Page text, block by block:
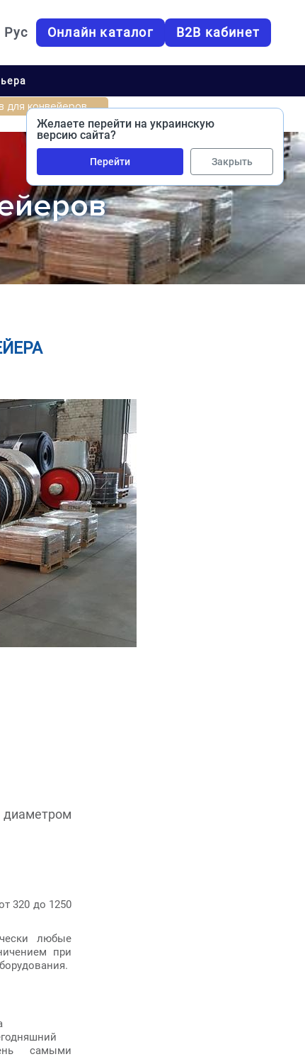
Рус Онлайн каталог B2B кабинет
Желаете перейти на украинскую
версию сайта?
Перейти Закрыть
для конвейеров
320 до 1250
любые
при
самыми